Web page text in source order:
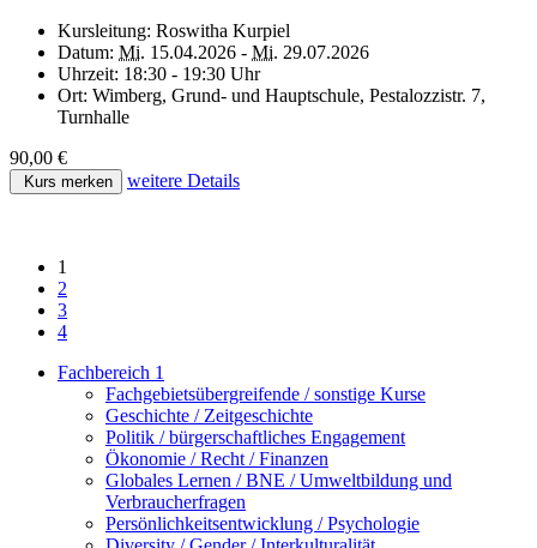
Kursleitung: Roswitha Kurpiel
Datum: Mi. 15.04.2026 - Mi. 29.07.2026
Uhrzeit: 18:30 - 19:30 Uhr
Ort: Wimberg, Grund- und Hauptschule, Pestalozzistr. 7,
Turnhalle
90,00 €
Kurs merken weitere Details
1
2
3
4
Fachbereich 1
Fachgebietsübergreifende / sonstige Kurse
Geschichte / Zeitgeschichte
Politik / bürgerschaftliches Engagement
Ökonomie / Recht / Finanzen
Globales Lernen / BNE / Umweltbildung und
Verbraucherfragen
Persönlichkeitsentwicklung / Psychologie